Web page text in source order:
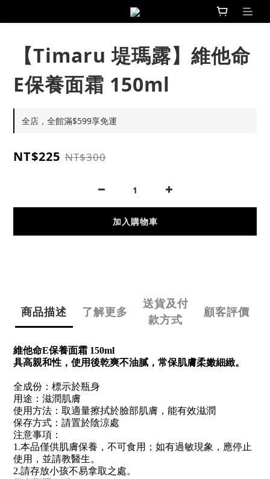
【Timaru 堤瑪露】維他命
E保養面霜 150ml
全店，全館滿$599享免運
NT$225 NT$300
加入購物車
商品描述 了解更多
送貨及付
款方式
顧客評價
維他命E保養面霜 150ml
具高親和性，使用後乾爽不油膩，常保肌膚柔嫩細緻。
全成份：標示於瓶身
用途：滋潤肌膚
使用方法：取適量擦拭於臉部肌膚，能有效滋潤
保存方式：請置於陰涼處
注意事項：
1.本品僅供肌膚保養，不可食用；如有過敏現象，應停止
使用，並請教醫生。
2.請存放小孩不易拿取之處。